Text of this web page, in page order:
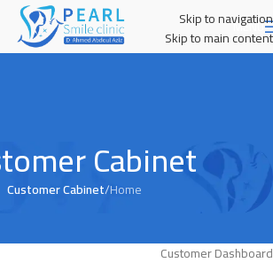
Skip to navigation
Skip to main content
MENU
Cabinet
Home
/
Customer Cabinet
Customer Dashboard